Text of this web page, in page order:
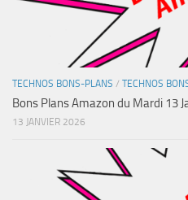
TECHNOS BONS-PLANS / TECHNOS
Bons Plans Amazon du Mardi 13
13 JANVIER 2026